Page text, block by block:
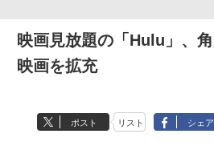
映画見放題の「Hulu」、
映画を拡充
ポスト リスト シェア